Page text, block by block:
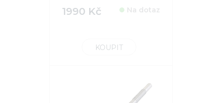
1990 Kč Na dotaz
KOUPIT